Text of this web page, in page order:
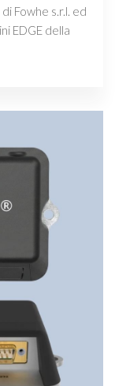
Fowhe s.r.l. ed
EDGE della